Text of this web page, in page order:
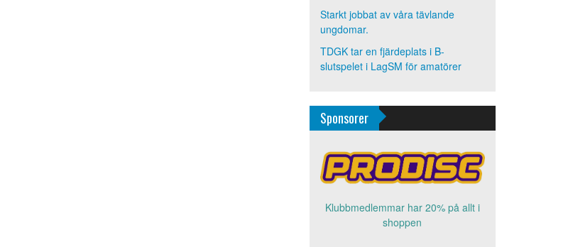
Starkt jobbat av våra tävlande
ungdomar.
TDGK tar en fjärdeplats i B-
slutspelet i LagSM för amatörer
Sponsorer
Klubbmedlemmar har 20% på allt i
shoppen